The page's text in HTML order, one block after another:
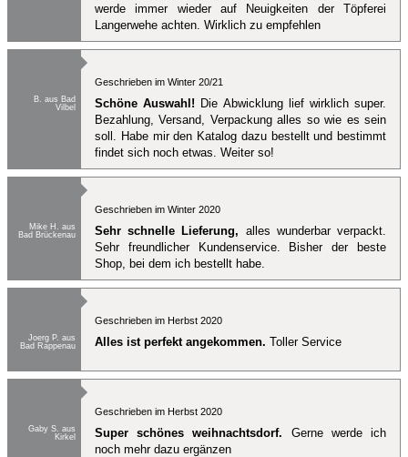
werde immer wieder auf Neuigkeiten der Töpferei
Langerwehe achten. Wirklich zu empfehlen
B. aus Bad
Vilbel
Geschrieben im Winter 20/21
Schöne Auswahl! Die Abwicklung lief wirklich super.
Bezahlung, Versand, Verpackung alles so wie es sein
soll. Habe mir den Katalog dazu bestellt und bestimmt
findet sich noch etwas. Weiter so!
Mike H. aus
Bad Brückenau
Geschrieben im Winter 2020
Sehr schnelle Lieferung, alles wunderbar verpackt.
Sehr freundlicher Kundenservice. Bisher der beste
Shop, bei dem ich bestellt habe.
Joerg P. aus
Bad Rappenau
Geschrieben im Herbst 2020
Alles ist perfekt angekommen. Toller Service
Gaby S. aus
Kirkel
Geschrieben im Herbst 2020
Super schönes weihnachtsdorf. Gerne werde ich
noch mehr dazu ergänzen